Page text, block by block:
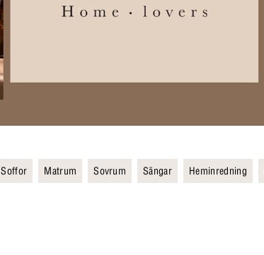
Soffor Matrum Sovrum Sängar Heminredning